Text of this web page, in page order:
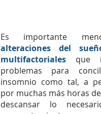
Es importante
alteraciones del
multifactoriales que
problemas para
insomnio como tal, a
por muchas más horas
descansar lo